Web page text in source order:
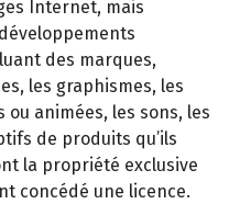
Internet, mais
des marques,
les graphismes, les
animées, les sons, les
de produits qu’ils
la propriété exclusive
concédé une licence.